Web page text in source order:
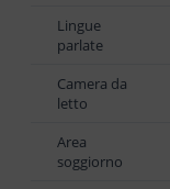
Lingue
parlate
Camera da
letto
Area
soggiorno